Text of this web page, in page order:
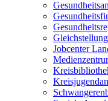
Jobcenter